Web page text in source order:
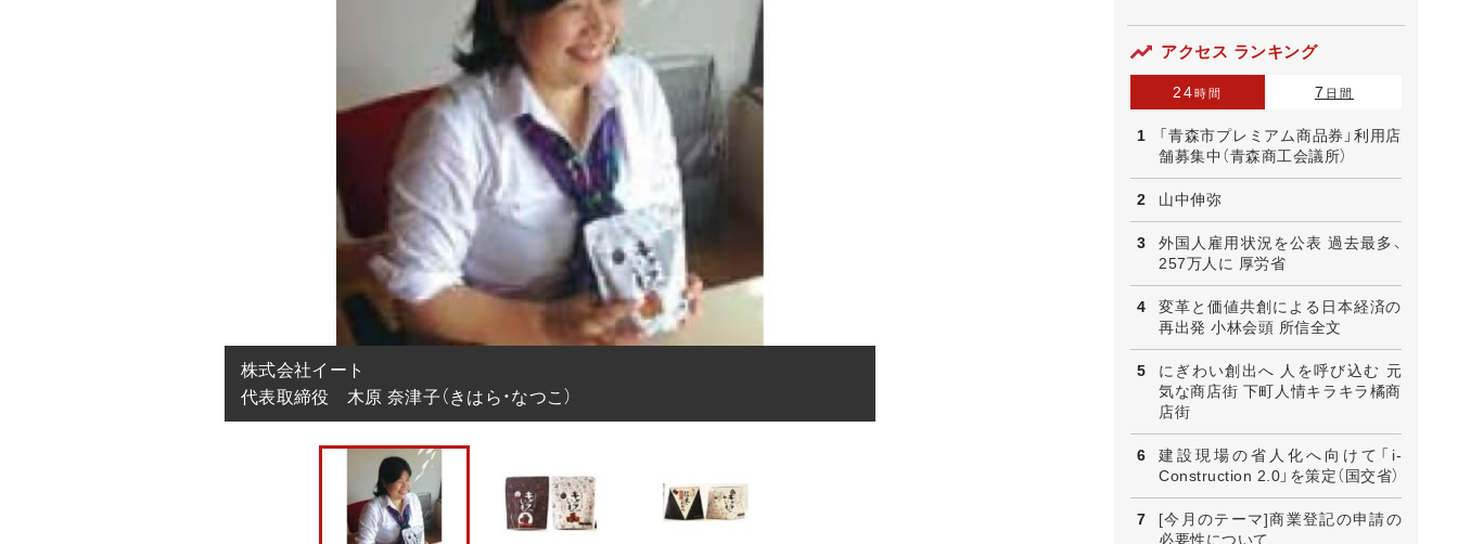
株式会社イート
代表取締役　木原 奈津子（きはら・なつこ）
アクセス ランキング
24時間 7 日間
「青森市プレミアム商品券」利用店
舗募集中（青森商工会議所）
山中伸弥
外国人雇用状況を公表 過去最多、
257万人に 厚労省
変革と価値共創による日本経済の
再出発 小林会頭 所信全文
にぎわい創出へ 人を呼び込む 元
気な商店街 下町人情キラキラ橘商
店街
建設現場の省人化へ向けて「i-
Construction 2.0」を策定（国交省）
[今月のテーマ]商業登記の申請の
必要性について